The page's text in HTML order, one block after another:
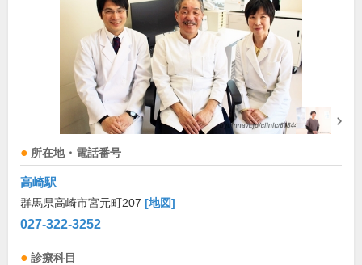
所在地・電話番号
高崎駅
群馬県高崎市宮元町207 [地図]
027-322-3252
診療科目